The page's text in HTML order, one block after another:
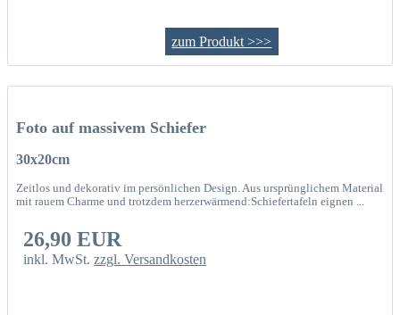
zum Produkt >>>
Foto auf massivem Schiefer
30x20cm
Zeitlos und dekorativ im persönlichen Design. Aus ursprünglichem Material
mit rauem Charme und trotzdem herzerwärmend:Schiefertafeln eignen ...
26,90 EUR
inkl. MwSt.zzgl. Versandkosten